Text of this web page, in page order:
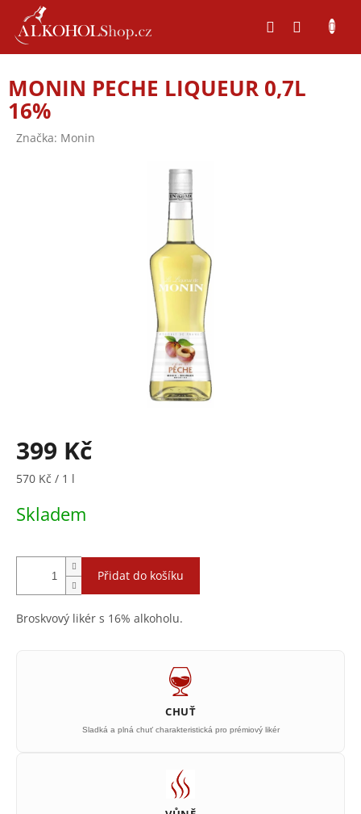
obsah
MONIN PECHE LIQUEUR 0,7L
16%
Značka: Monin
399 Kč
Měrná
570 Kč / 1 l
Skladem
Přidat do košíku
Broskvový likér s 16% alkoholu.
CHUŤ
Sladká a plná chuť charakteristická pro prémiový likér